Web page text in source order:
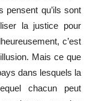
pensent qu’ils sont
la justice pour
c’est
Mais ce que
dans lesquels la
chacun peut